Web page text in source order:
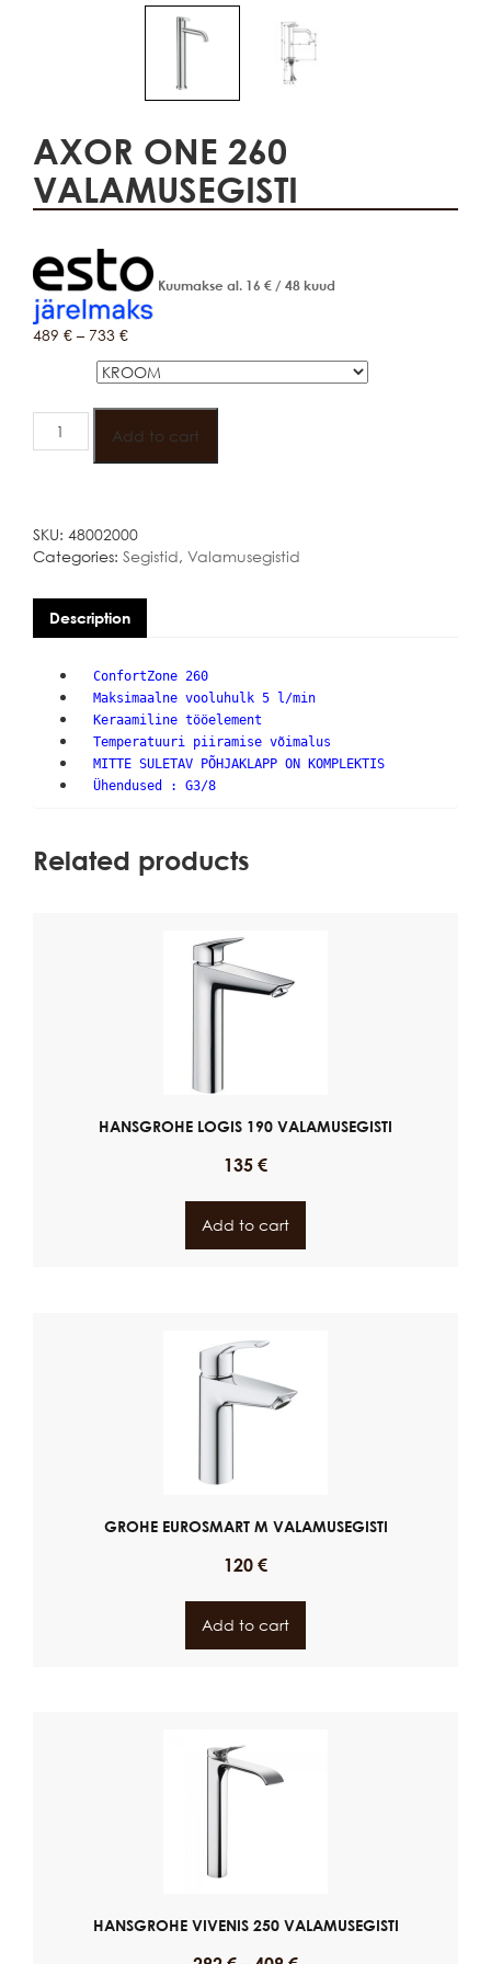
AXOR ONE 260
VALAMUSEGISTI
Kuumakse al. 16 € / 48 kuud
489 € – 733 €
AXOR
ONE
Add to cart
SKU: 48002000
Categories: Segistid, Valamusegistid
Description
ConfortZone 260
Maksimaalne vooluhulk 5 l/min
Keraamiline tööelement
Temperatuuri piiramise võimalus
MITTE SULETAV PÕHJAKLAPP ON KOMPLEKTIS
Ühendused : G3/8
Related products
HANSGROHE LOGIS 190 VALAMUSEGISTI
135 €
Add to cart
GROHE EUROSMART M VALAMUSEGISTI
120 €
Add to cart
HANSGROHE VIVENIS 250 VALAMUSEGISTI